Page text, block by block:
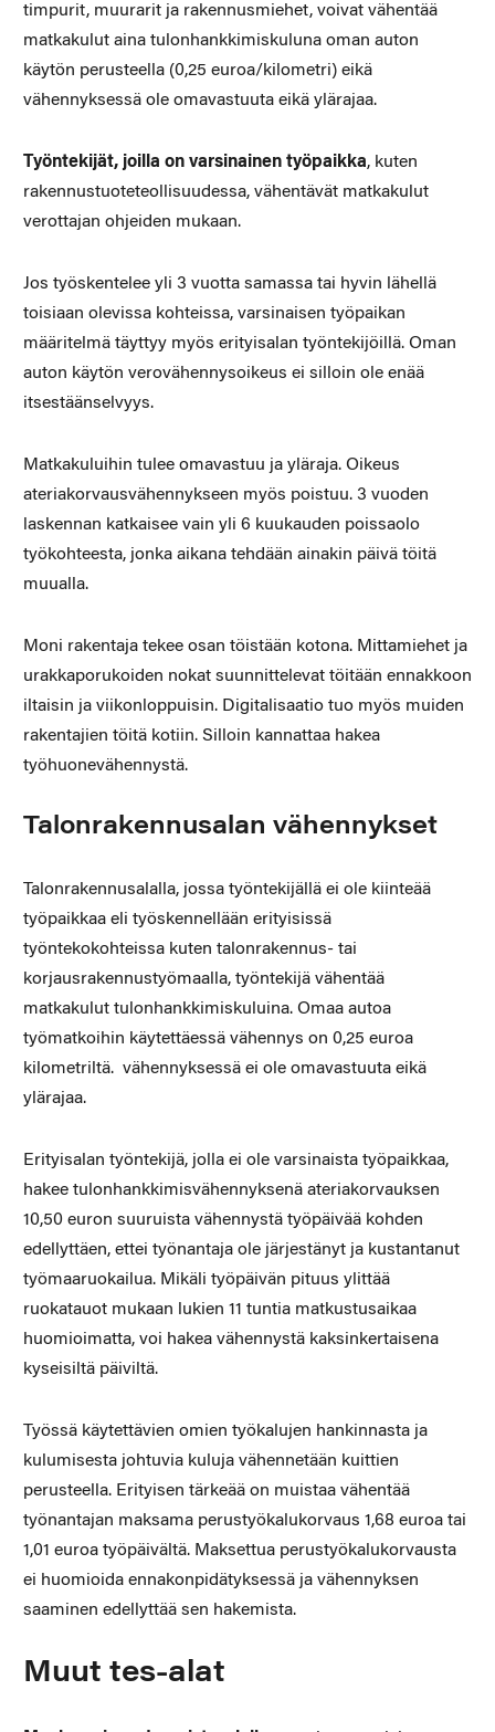
timpurit, muurarit ja rakennusmiehet, voivat vähentää
matkakulut aina tulonhankkimiskuluna oman auton
käytön perusteella (0,25 euroa/kilometri) eikä
vähennyksessä ole omavastuuta eikä ylärajaa.
Työntekijät, joilla on varsinainen työpaikka, kuten
rakennustuoteteollisuudessa, vähentävät matkakulut
verottajan ohjeiden mukaan.
Jos työskentelee yli 3 vuotta samassa tai hyvin lähellä
toisiaan olevissa kohteissa, varsinaisen työpaikan
määritelmä täyttyy myös erityisalan työntekijöillä. Oman
auton käytön verovähennysoikeus ei silloin ole enää
itsestäänselvyys.
Matkakuluihin tulee omavastuu ja yläraja. Oikeus
ateriakorvausvähennykseen myös poistuu. 3 vuoden
laskennan katkaisee vain yli 6 kuukauden poissaolo
työkohteesta, jonka aikana tehdään ainakin päivä töitä
muualla.
Moni rakentaja tekee osan töistään kotona. Mittamiehet ja
urakkaporukoiden nokat suunnittelevat töitään ennakkoon
iltaisin ja viikonloppuisin. Digitalisaatio tuo myös muiden
rakentajien töitä kotiin. Silloin kannattaa hakea
työhuonevähennystä.
Talonrakennusalan vähennykset
Talonrakennusalalla, jossa työntekijällä ei ole kiinteää
työpaikkaa eli työskennellään erityisissä
työntekokohteissa kuten talonrakennus- tai
korjausrakennustyömaalla, työntekijä vähentää
matkakulut tulonhankkimiskuluina. Omaa autoa
työmatkoihin käytettäessä vähennys on 0,25 euroa
kilometriltä. vähennyksessä ei ole omavastuuta eikä
ylärajaa.
Erityisalan työntekijä, jolla ei ole varsinaista työpaikkaa,
hakee tulonhankkimisvähennyksenä ateriakorvauksen
10,50 euron suuruista vähennystä työpäivää kohden
edellyttäen, ettei työnantaja ole järjestänyt ja kustantanut
työmaaruokailua. Mikäli työpäivän pituus ylittää
ruokatauot mukaan lukien 11 tuntia matkustusaikaa
huomioimatta, voi hakea vähennystä kaksinkertaisena
kyseisiltä päiviltä.
Työssä käytettävien omien työkalujen hankinnasta ja
kulumisesta johtuvia kuluja vähennetään kuittien
perusteella. Erityisen tärkeää on muistaa vähentää
työnantajan maksama perustyökalukorvaus 1,68 euroa tai
1,01 euroa työpäivältä. Maksettua perustyökalukorvausta
ei huomioida ennakonpidätyksessä ja vähennyksen
saaminen edellyttää sen hakemista.
Muut tes-alat